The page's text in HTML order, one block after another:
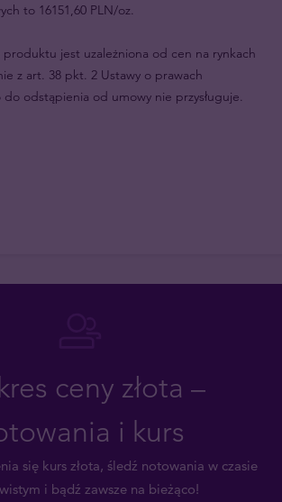
to 16151,60 PLN/oz.
jest uzależniona od cen na rynkach
z art. 38 pkt. 2 Ustawy o prawach
odstąpienia od umowy nie przysługuje.
ceny złota –
i kurs
się kurs złota, śledź notowania w czasie
i bądź zawsze na bieżąco!